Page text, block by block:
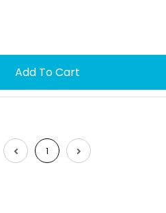
Add To Cart
1